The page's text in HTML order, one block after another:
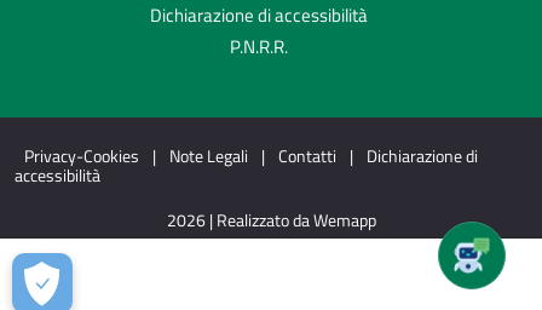
Dichiarazione di accessibilità
P.N.R.R.
Privacy-Cookies | Note Legali | Contatti | Dichiarazione di
accessibilità
2026 | Realizzato da Wemapp